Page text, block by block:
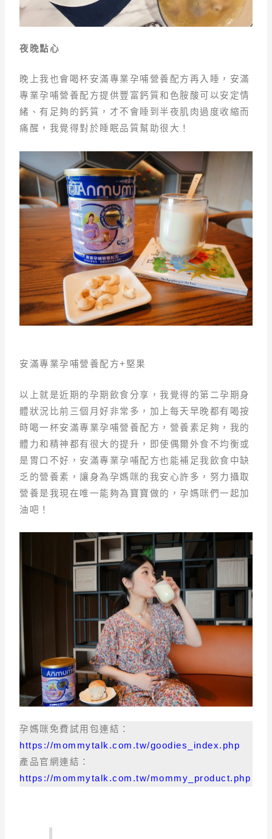
夜晚點心
晚上我也會喝杯安滿專業孕哺營養配方再入睡，安滿
專業孕哺營養配方提供豐富鈣質和色胺酸可以安定情
緒、有足夠的鈣質，才不會睡到半夜肌肉過度收縮而
痛醒，我覺得對於睡眠品質幫助很大！
安滿專業孕哺營養配方+堅果
以上就是近期的孕期飲食分享，我覺得的第二孕期身
體狀況比前三個月好非常多，加上每天早晚都有喝按
時喝一杯安滿專業孕哺營養配方，營養素足夠，我的
體力和精神都有很大的提升，即使偶爾外食不均衡或
是胃口不好，安滿專業孕哺配方也能補足我飲食中缺
乏的營養素，讓身為孕媽咪的我安心許多，努力攝取
營養是我現在唯一能夠為寶寶做的，孕媽咪們一起加
油吧！
孕媽咪免費試用包連結：
https://mommytalk.com.tw/goodies_index.php
產品官網連結：
https://mommytalk.com.tw/mommy_product.php